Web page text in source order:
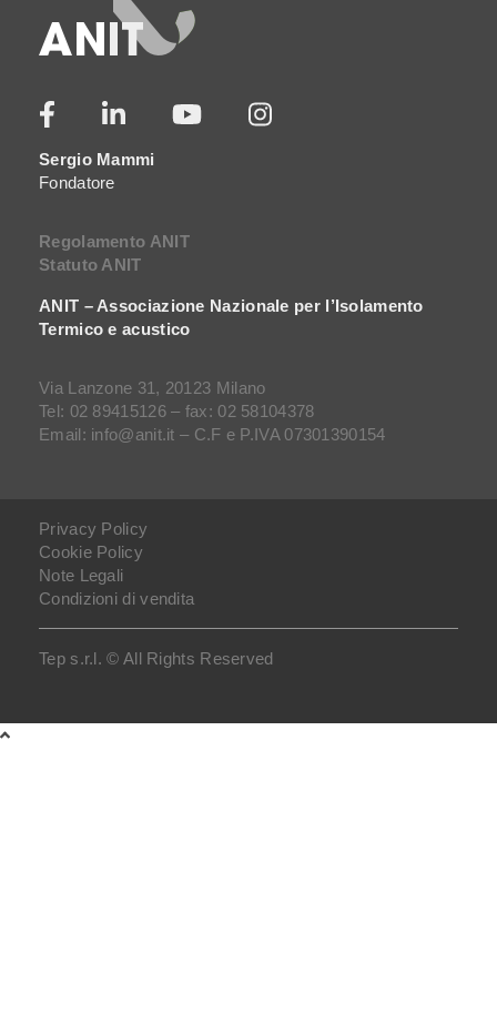
Sergio Mammi
Fondatore
Regolamento ANIT
Statuto ANIT
ANIT – Associazione Nazionale per l’Isolamento
Termico e acustico
Via Lanzone 31, 20123 Milano
Tel: 02 89415126 – fax: 02 58104378
Email: info@anit.it – C.F e P.IVA 07301390154
Tep s.r.l. © All Rights Reserved
Privacy Policy
Cookie Policy
Note Legali
Condizioni di vendita